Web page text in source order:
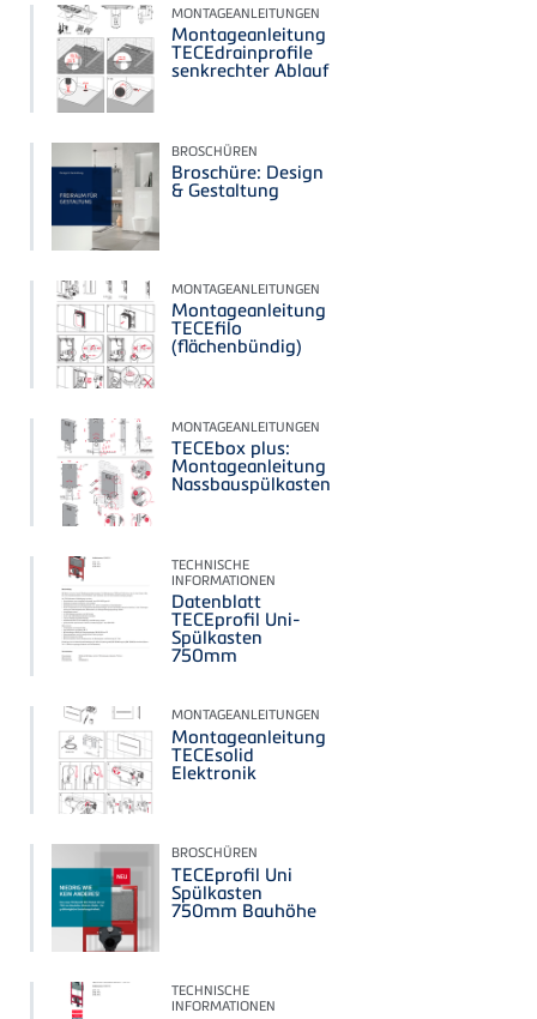
MONTAGEANLEITUNGEN
Montageanleitung
TECEdrainprofile
senkrechter Ablauf
BROSCHÜREN
Broschüre: Design
& Gestaltung
MONTAGEANLEITUNGEN
Montageanleitung
TECEfilo
(flächenbündig)
MONTAGEANLEITUNGEN
TECEbox plus:
Montageanleitung
Nassbauspülkasten
TECHNISCHE
INFORMATIONEN
Datenblatt
TECEprofil Uni-
Spülkasten
750mm
MONTAGEANLEITUNGEN
Montageanleitung
TECEsolid
Elektronik
BROSCHÜREN
TECEprofil Uni
Spülkasten
750mm Bauhöhe
TECHNISCHE
INFORMATIONEN